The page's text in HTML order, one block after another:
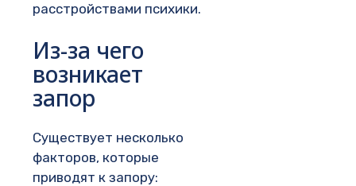
расстройствами психики.
Из-за чего
возникает
запор
Существует несколько
факторов, которые
приводят к запору: